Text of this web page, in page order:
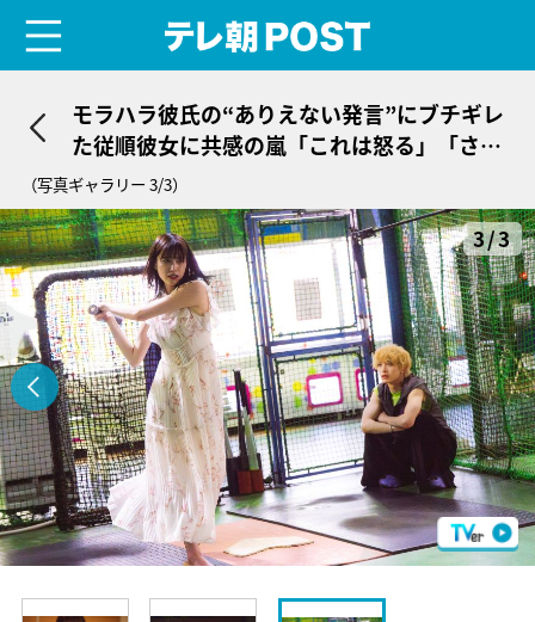
モラハラ彼氏の“ありえない発言”にブチギレ
た従順彼女に共感の嵐「これは怒る」「さす
がに怖いよね」＜顔に泥を塗る＞
（写真ギャラリー 3/3）
3/3